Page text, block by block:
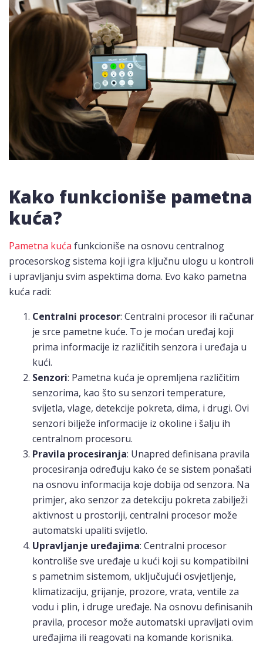
Kako funkcioniše pametna
kuća?
Pametna kuća funkcioniše na osnovu centralnog
procesorskog sistema koji igra ključnu ulogu u kontroli
i upravljanju svim aspektima doma. Evo kako pametna
kuća radi:
Centralni procesor: Centralni procesor ili računar
je srce pametne kuće. To je moćan uređaj koji
prima informacije iz različitih senzora i uređaja u
kući.
Senzori: Pametna kuća je opremljena različitim
senzorima, kao što su senzori temperature,
svijetla, vlage, detekcije pokreta, dima, i drugi. Ovi
senzori bilježe informacije iz okoline i šalju ih
centralnom procesoru.
Pravila procesiranja: Unapred definisana pravila
procesiranja određuju kako će se sistem ponašati
na osnovu informacija koje dobija od senzora. Na
primjer, ako senzor za detekciju pokreta zabilježi
aktivnost u prostoriji, centralni procesor može
automatski upaliti svijetlo.
Upravljanje uređajima: Centralni procesor
kontroliše sve uređaje u kući koji su kompatibilni
s pametnim sistemom, uključujući osvjetljenje,
klimatizaciju, grijanje, prozore, vrata, ventile za
vodu i plin, i druge uređaje. Na osnovu definisanih
pravila, procesor može automatski upravljati ovim
uređajima ili reagovati na komande korisnika.